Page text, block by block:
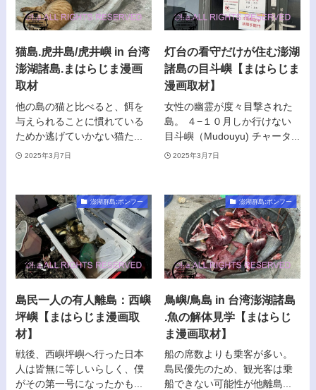
猫島.虎井島/虎井嶼 in 台湾
澎湖諸島.まはらじま漫画
取材
他の島の猫と比べると、餌を
与えられることに慣れている
ためか逃げていかない猫た...
2025年3月7日
灯台の看守だけが住む澎湖
諸島の目斗嶼【まはらじま
漫画取材】
女性の幽霊が度々目撃された
島。 ４−１０月しか行けない
目斗嶼（Mudouyu) チャータ...
2025年3月7日
澎湖群島:ポンフー
島民一人の有人離島：西嶼
坪嶼【まはらじま漫画取
材】
戦後、西嶼坪嶼へ行った日本
人は皆無に等しいらしく、僕
がその第一号になったかも...
澎湖群島:ポンフー
鳥嶼/鳥島 in 台湾澎湖諸島
.魚の解体見学【まはらじ
ま漫画取材】
船の席数よりも乗客が多い。
島民優先のため、観光客は乗
船できない可能性が他離島...